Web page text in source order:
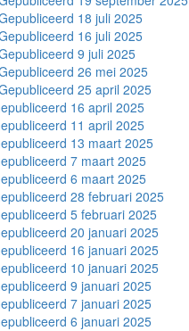
18 juli 2025
16 juli 2025
9 juli 2025
26 mei 2025
25 april 2025
16 april 2025
11 april 2025
13 maart 2025
7 maart 2025
6 maart 2025
28 februari 2025
5 februari 2025
20 januari 2025
16 januari 2025
10 januari 2025
9 januari 2025
7 januari 2025
6 januari 2025